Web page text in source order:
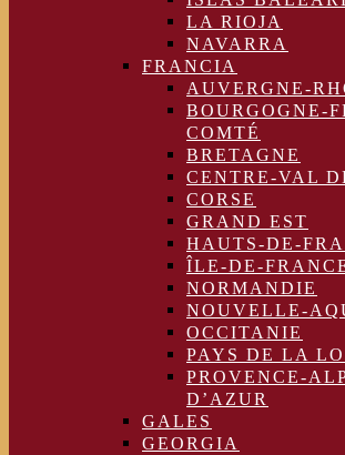
LA RIOJA
NAVARRA
FRANCIA
AUVERGNE-
BOURGOGNE-
COMTÉ
BRETAGNE
CENTRE-VAL
CORSE
GRAND EST
HAUTS-DE-
ÎLE-DE-
NORMANDIE
NOUVELLE-
OCCITANIE
PAYS DE LA
PROVENCE-
D’AZUR
GALES
GEORGIA